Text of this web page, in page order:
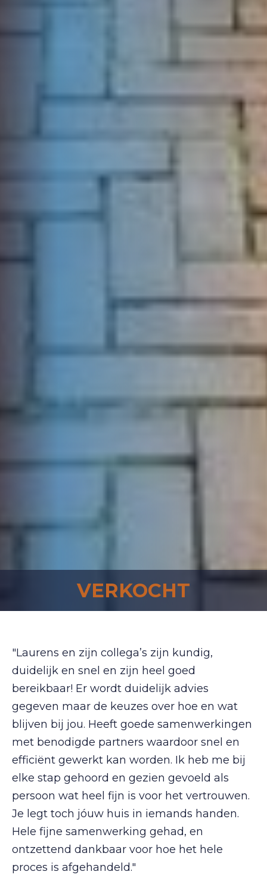
VERKOCHT
"Laurens en zijn collega’s zijn kundig,
duidelijk en snel en zijn heel goed
bereikbaar! Er wordt duidelijk advies
gegeven maar de keuzes over hoe en wat
blijven bij jou. Heeft goede samenwerkingen
met benodigde partners waardoor snel en
efficiënt gewerkt kan worden. Ik heb me bij
elke stap gehoord en gezien gevoeld als
persoon wat heel fijn is voor het vertrouwen.
Je legt toch jóuw huis in iemands handen.
Hele fijne samenwerking gehad, en
ontzettend dankbaar voor hoe het hele
proces is afgehandeld."